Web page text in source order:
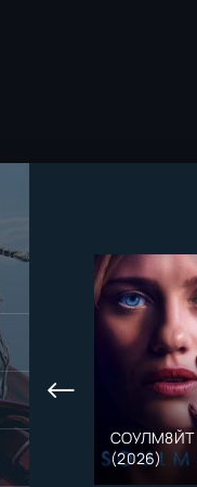
СОУЛМ8ЙТ
(2026)